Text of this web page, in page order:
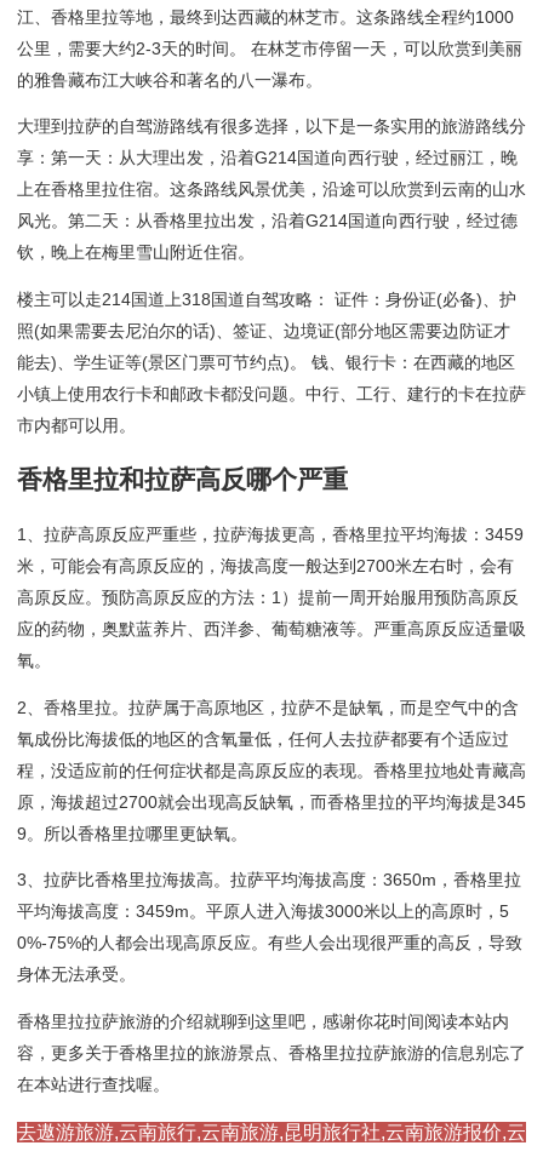
江、香格里拉等地，最终到达西藏的林芝市。这条路线全程约1000
公里，需要大约2-3天的时间。 在林芝市停留一天，可以欣赏到美丽
的雅鲁藏布江大峡谷和著名的八一瀑布。
大理到拉萨的自驾游路线有很多选择，以下是一条实用的旅游路线分
享：第一天：从大理出发，沿着G214国道向西行驶，经过丽江，晚
上在香格里拉住宿。这条路线风景优美，沿途可以欣赏到云南的山水
风光。第二天：从香格里拉出发，沿着G214国道向西行驶，经过德
钦，晚上在梅里雪山附近住宿。
楼主可以走214国道上318国道自驾攻略： 证件：身份证(必备)、护
照(如果需要去尼泊尔的话)、签证、边境证(部分地区需要边防证才
能去)、学生证等(景区门票可节约点)。 钱、银行卡：在西藏的地区
小镇上使用农行卡和邮政卡都没问题。中行、工行、建行的卡在拉萨
市内都可以用。
香格里拉和拉萨高反哪个严重
1、拉萨高原反应严重些，拉萨海拔更高，香格里拉平均海拔：3459
米，可能会有高原反应的，海拔高度一般达到2700米左右时，会有
高原反应。预防高原反应的方法：1）提前一周开始服用预防高原反
应的药物，奥默蓝养片、西洋参、葡萄糖液等。严重高原反应适量吸
氧。
2、香格里拉。拉萨属于高原地区，拉萨不是缺氧，而是空气中的含
氧成份比海拔低的地区的含氧量低，任何人去拉萨都要有个适应过
程，没适应前的任何症状都是高原反应的表现。香格里拉地处青藏高
原，海拔超过2700就会出现高反缺氧，而香格里拉的平均海拔是345
9。所以香格里拉哪里更缺氧。
3、拉萨比香格里拉海拔高。拉萨平均海拔高度：3650m，香格里拉
平均海拔高度：3459m。平原人进入海拔3000米以上的高原时，5
0%-75%的人都会出现高原反应。有些人会出现很严重的高反，导致
身体无法承受。
香格里拉拉萨旅游的介绍就聊到这里吧，感谢你花时间阅读本站内
容，更多关于香格里拉的旅游景点、香格里拉拉萨旅游的信息别忘了
在本站进行查找喔。
去遨游旅游,云南旅行,云南旅游,昆明旅行社,云南旅游报价,云